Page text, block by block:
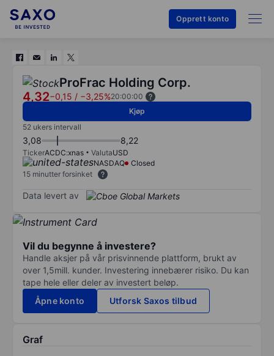
Opprett konto
ProFrac Holding Corp.
4,32−0,15 / −3,25%20:00:00
Kjøp
52 ukers intervall
3,08 8,22
TickerACDC:xnas ValutaUSD
NASDAQ
Closed
15 minutter forsinket
Data levert av
Vil du begynne å investere?
Handle aksjer på vår prisvinnende plattform, brukt av
over 1,5mill. kunder. Investering innebærer risiko. Du kan
tape hele eller deler av investert beløp.
Åpne konto
Utforsk Saxos tilbud
Graf